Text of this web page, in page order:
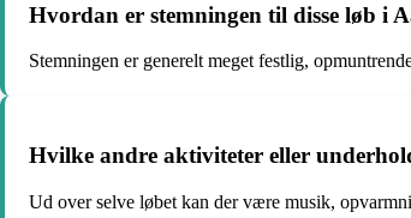
Hvordan er stemningen til disse løb i
Stemningen er generelt meget festlig,
Hvilke andre aktiviteter eller
Ud over selve løbet kan der være musik,